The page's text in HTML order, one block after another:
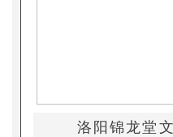
洛阳锦龙堂